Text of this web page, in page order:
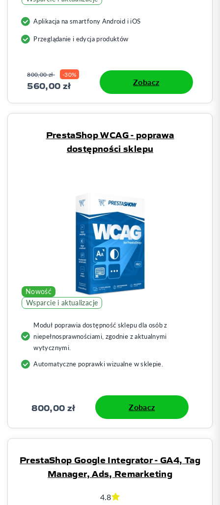
Aplikacja na smartfony Android i iOS
Przeglądanie i edycja produktów
800,00 zł -30%
560,00 zł Zobacz
PrestaShop WCAG - poprawa
dostępności sklepu
Wsparcie i aktualizacje
Nowość
Moduł poprawia dostępność sklepu dla osób z
niepełnosprawnościami, zgodnie z aktualnymi
wytycznymi.
Automatyczne poprawki wizualne w sklepie.
800,00 zł Zobacz
PrestaShop Google Integrator - GA4, Tag
Manager, Ads, Remarketing
4.8